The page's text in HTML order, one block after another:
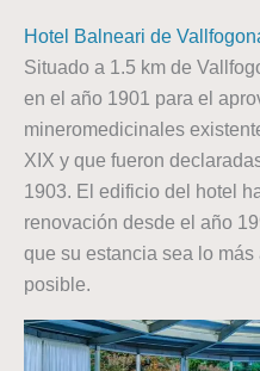
Hotel Balneari de
Situado a 1.5 km de
en el año 1901 para el
mineromedicinales
XIX y que fueron
1903. El edificio del hotel
renovación desde el año
que su estancia sea lo
posible.